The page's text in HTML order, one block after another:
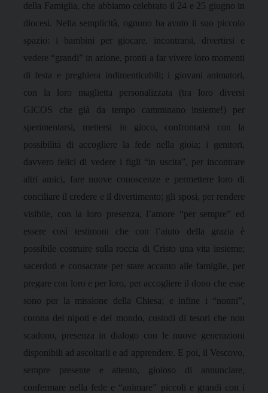
della Famiglia, che abbiamo celebrato il 24 e 25 giugno in
diocesi. Nella semplicità, ognuno ha avuto il suo piccolo
spazio: i bambini per giocare, incontrarsi, divertirsi e
vedere “grandi” in azione, pronti a far vivere loro momenti
di festa e preghiera indimenticabili; i giovani animatori,
con la loro maglietta personalizzata (tra loro diversi
GICOS che già da tempo camminano insieme!) per
sperimentarsi, mettersi in gioco, confrontarsi con la
possibilità di accogliere la fede nella gioia; i genitori,
davvero felici di vedere i figli “in uscita”, per incontrare
altri amici, fare nuove conoscenze e permettere loro di
conciliare il credere e il divertimento; gli sposi, per rendere
visibile, con la loro presenza, l’amore “per sempre” ed
essere così testimoni che con l’aiuto della grazia è
possibile costruire sulla roccia di Cristo una vita insieme;
sacerdoti e consacrate per stare accanto alle famiglie, per
pregare con loro e per loro, per accogliere il dono che esse
sono per la missione della Chiesa; e infine i “nonni”,
corona dei nipoti e del mondo, custodi di tesori che non
scadono, presenza in dialogo con le nuove generazioni
disponibili ad ascoltarli e ad apprendere. E poi, il Vescovo,
sempre presente e attento, gioioso di annunciare,
confermare nella fede e “animare” piccoli e grandi con i